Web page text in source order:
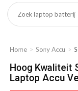
Home Sony Accu
Hoog Kwaliteit
Laptop Accu